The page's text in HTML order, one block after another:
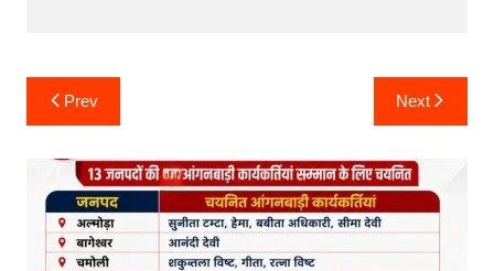
Post
navigation
Prev Next